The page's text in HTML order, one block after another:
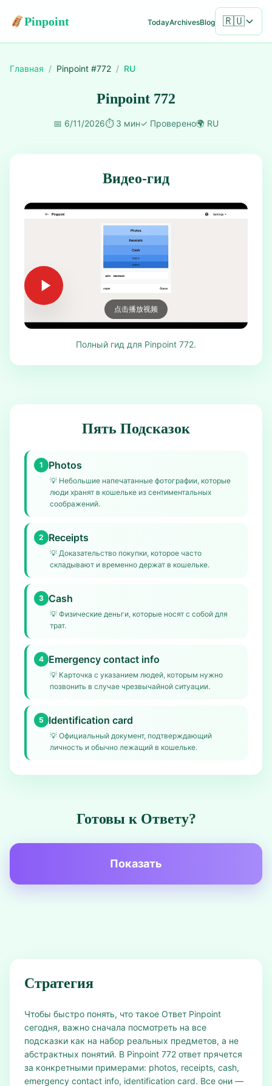
Pinpoint TodayArchivesBlog 🇷🇺
Главная / Pinpoint #772 / RU
Pinpoint 772
📅 6/11/2026⏱️ 3 мин✓ Проверено🌍 RU
Видео-гид
点击播放视频
Полный гид для Pinpoint 772.
Пять Подсказок
1 Photos
💡 Небольшие напечатанные фотографии, которые
люди хранят в кошельке из сентиментальных
соображений.
2 Receipts
💡 Доказательство покупки, которое часто
складывают и временно держат в кошельке.
3 Cash
💡 Физические деньги, которые носят с собой для
трат.
4 Emergency contact info
💡 Карточка с указанием людей, которым нужно
позвонить в случае чрезвычайной ситуации.
5 Identification card
💡 Официальный документ, подтверждающий
личность и обычно лежащий в кошельке.
Готовы к Ответу?
Показать
Стратегия
Чтобы быстро понять, что такое Ответ Pinpoint
сегодня, важно сначала посмотреть на все
подсказки как на набор реальных предметов, а не
абстрактных понятий. В Pinpoint 772 ответ прячется
за конкретными примерами: photos, receipts, cash,
emergency contact info, identification card. Все они —